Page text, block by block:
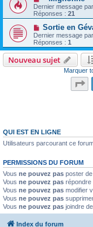
Dernier message par
Réponses : 21
Sortie en
Dernier message par
Réponses : 1
Nouveau sujet
Marquer
QUI EST EN LIGNE
Utilisateurs parcourant ce
PERMISSIONS DU FORUM
Vous ne pouvez pas poster
Vous ne pouvez pas répondre
Vous ne pouvez pas modifier
Vous ne pouvez pas
Vous ne pouvez pas joindre
Index du forum